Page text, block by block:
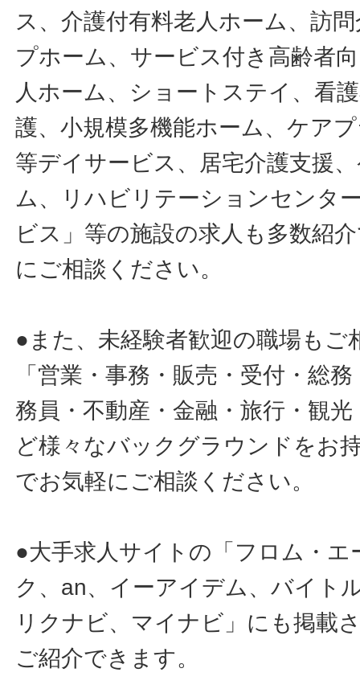
ス、介護付有料老人ホーム、訪
プホーム、サービス付き高齢者
人ホーム、ショートステイ、看
護、小規模多機能ホーム、ケア
等デイサービス、居宅介護支援
ム、リハビリテーションセンタ
ビス」等の施設の求人も多数紹
にご相談ください。
●また、未経験者歓迎の職場もご
「営業・事務・販売・受付・総
務員・不動産・金融・旅行・観
ど様々なバックグラウンドをお
でお気軽にご相談ください。
●大手求人サイトの「フロム・
ク、an、イーアイデム、バイト
リクナビ、マイナビ」にも掲載
ご紹介できます。